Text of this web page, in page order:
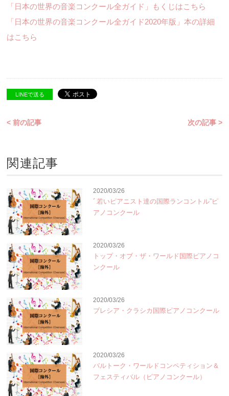
「日本の世界の音楽コンクール全ガイド」もくじはこちら
「日本の世界の音楽コンクール全ガイド2020年版」本の詳細
はこちら
LINEで送る
< 前の記事 次の記事 >
関連記事
2020/03/26
ﾞ若いピアニスト達の国際ランコントル”ピ
アノコンクール
2020/03/26
トップ・オブ・ザ・ワールド国際ピアノコ
ンクール
2020/03/26
ブレシア・クラシカ国際ピアノコンクール
2020/03/26
バルトーク・ワールドコンペティション＆
フェスティバル（ピアノコンクール）